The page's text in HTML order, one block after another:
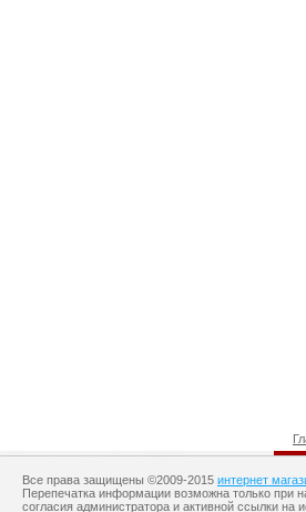
Все права защищены ©2009-2015 интернет
Перепечатка информации возможна только при
согласия администратора и активной ссылки на